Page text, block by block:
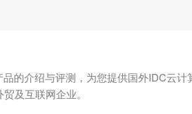
的介绍与评测，为您提供国外IDC云
及互联网企业。